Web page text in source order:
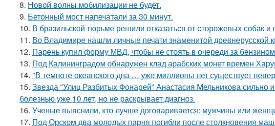
8. Новой волны мобилизации не будет.
9. Бетонный мост напечатали за 30 минут.
10. В бразильской тюрьме решили отказаться от сторожевых собак и
11. Во Владимире нашли личные печати знаменитой древнерусской
12. Парень купил форму МВД, чтобы не стоять в очереди за
13. Под Калининградом обнаружен клад арабских монет времен
14. "В темноте океанского дна … уже миллионы лет существует
15. Звезда "Улиц Разбитых Фонарей" Анастасия Мельникова сильно
болезнью уже 10 лет, но не раскрывает диагноз.
16. Ученые выяснили, кто лучше договаривается: мужчины или
17. Под Орском два молодых парня погибли после столкновения